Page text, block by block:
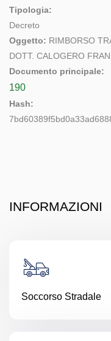
Tipologia:
Decreto
Oggetto: RIMBORSO
DOTT. CALOGERO
Documento principale:
190
Hash:
INFORMAZIONI
Soccorso Stradale